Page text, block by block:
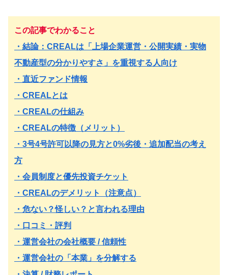
この記事でわかること
・結論：CREALは「上場企業運営・公開実績・実物
不動産型の分かりやすさ」を重視する人向け
・直近ファンド情報
・CREALとは
・CREALの仕組み
・CREALの特徴（メリット）
・3号4号許可以降の見方と0%劣後・追加配当の考え
方
・会員制度と優先投資チケット
・CREALのデメリット（注意点）
・危ない？怪しい？と言われる理由
・口コミ・評判
・運営会社の会社概要 / 信頼性
・運営会社の「本業」を分解する